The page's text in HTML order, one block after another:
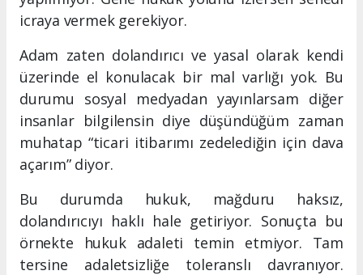
icraya vermek gerekiyor.
Adam zaten dolandırıcı ve yasal olarak kendi
üzerinde el konulacak bir mal varlığı yok. Bu
durumu sosyal medyadan yayınlarsam diğer
insanlar bilgilensin diye düşündüğüm zaman
muhatap “ticari itibarımı zedelediğin için dava
açarım” diyor.
Bu durumda hukuk, mağduru haksız,
dolandırıcıyı haklı hale getiriyor. Sonuçta bu
örnekte hukuk adaleti temin etmiyor. Tam
tersine adaletsizliğe toleranslı davranıyor.